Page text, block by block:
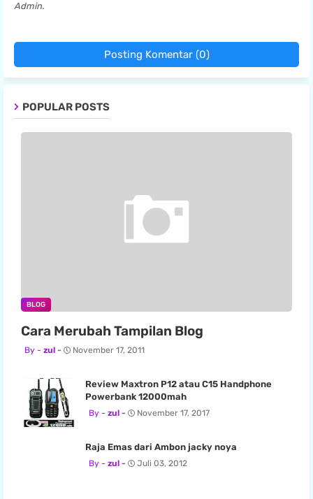
Admin.
Posting Komentar (0)
POPULAR POSTS
BLOG
Cara Merubah Tampilan Blog
zul November 17, 2011
Review Maxtron P12 atau C15 Handphone
Powerbank 12000mah
zul November 17, 2017
Raja Emas dari Ambon jacky noya
zul Juli 03, 2012